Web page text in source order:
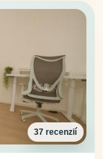
37 recenzií